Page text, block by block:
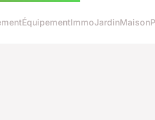
ÉquipementImmoJardinMaison